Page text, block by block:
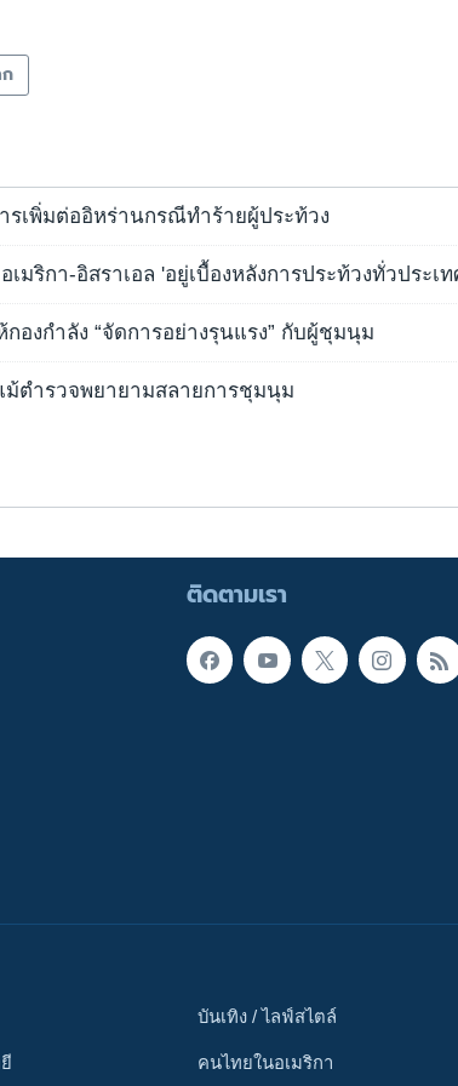
รเพิ่มต่ออิหร่านกรณีทำร้ายผู้ประท้วง
มริกา-อิสราเอล 'อยู่เบื้องหลังการประท้วงทั่วประเ
กองกำลัง “จัดการอย่างรุนแรง” กับผู้ชุมนุม
ม้ตำรวจพยายามสลายการชุมนุม
ติดตามเรา
บันเทิง / ไลฟ์สไตล์
คนไทยในอเมริกา